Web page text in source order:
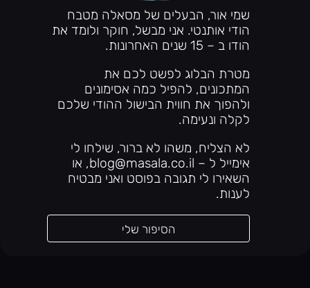
שמי אור, הבעלים של מסאלה מטבח
הודי אותנטי. אני מבשל, חוקר ולומד את
הודו ב – 15 שנים האחרונות.
מטרת הבלוג לפשט לכם את
המתכונים, להפיל כמה אסימונים
ולהפוך את חווית הבישול ההודי שלכם
לקלה ונעימה.
לא הצליח, משהו לא ברור, שילחו לי
אימייל ל – blog@masala.co.il, או
השאירו לי תגובה בפוסט ואני מבטיח
לענות.
הסיפור שלי